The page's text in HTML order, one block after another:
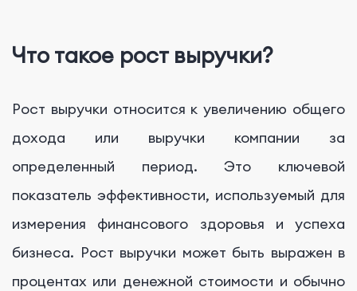
Что такое рост выручки?
Рост выручки относится к увеличению общего
дохода или выручки компании за
определенный период. Это ключевой
показатель эффективности, используемый для
измерения финансового здоровья и успеха
бизнеса. Рост выручки может быть выражен в
процентах или денежной стоимости и обычно